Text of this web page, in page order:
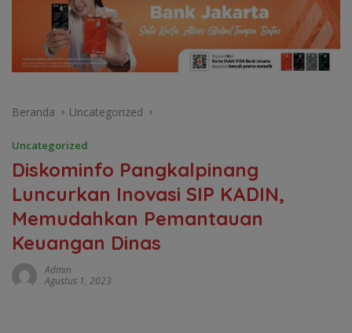
Beranda Uncategorized
Uncategorized
Diskominfo Pangkalpinang
Luncurkan Inovasi SIP KADIN,
Memudahkan Pemantauan
Keuangan Dinas
Admin
Agustus 1, 2023